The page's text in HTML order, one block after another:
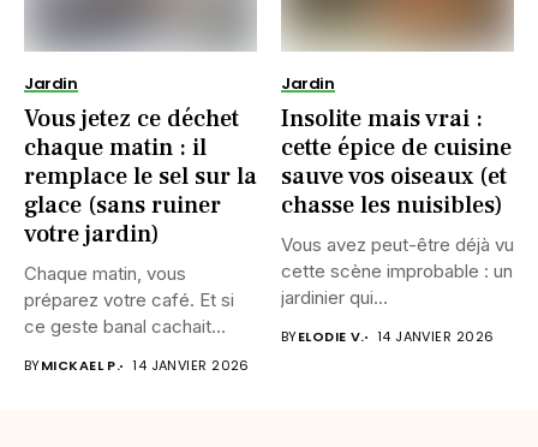
Jardin
Vous jetez ce déchet
chaque matin : il
remplace le sel sur la
glace (sans ruiner
votre jardin)
Chaque matin, vous
préparez votre café. Et si
ce geste banal cachait...
BYMICKAEL P. 14 JANVIER 2026
Jardin
Insolite mais vrai :
cette épice de cuisine
sauve vos oiseaux (et
chasse les nuisibles)
Vous avez peut-être déjà vu
cette scène improbable : un
jardinier qui...
BYELODIE V. 14 JANVIER 2026